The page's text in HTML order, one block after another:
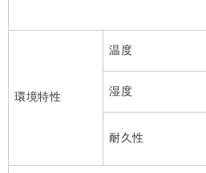
環境特性
温度
湿度
耐久性